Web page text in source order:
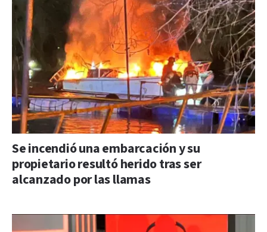
Se incendió una embarcación y su
propietario resultó herido tras ser
alcanzado por las llamas